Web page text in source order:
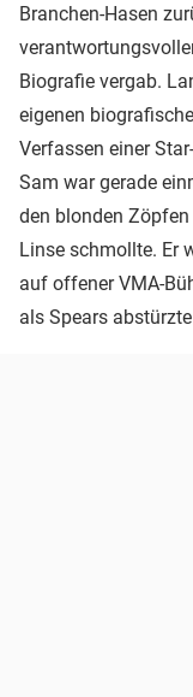
Branchen-Hasen
Biografie vergab.
eigenen
Verfassen einer
Sam war gerade
den blonden
Linse schmollte. Er
auf offener VMA-
als Spears